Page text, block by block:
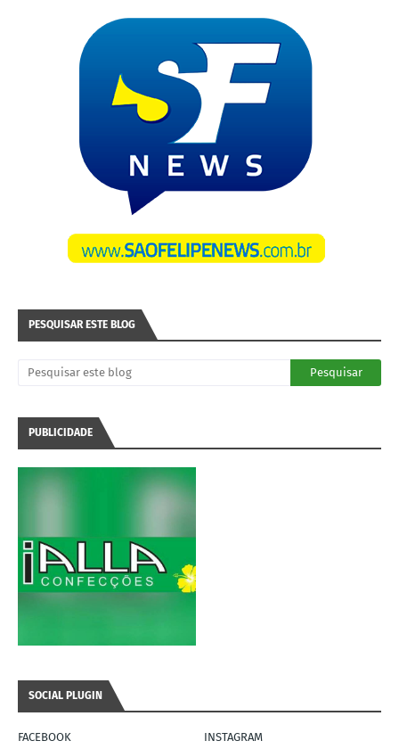
PESQUISAR ESTE BLOG
PUBLICIDADE
SOCIAL PLUGIN
FACEBOOK
INSTAGRAM